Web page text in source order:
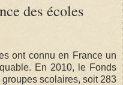
des écoles
ont connu en France un
En 2010, le Fonds
scolaires, soit 283